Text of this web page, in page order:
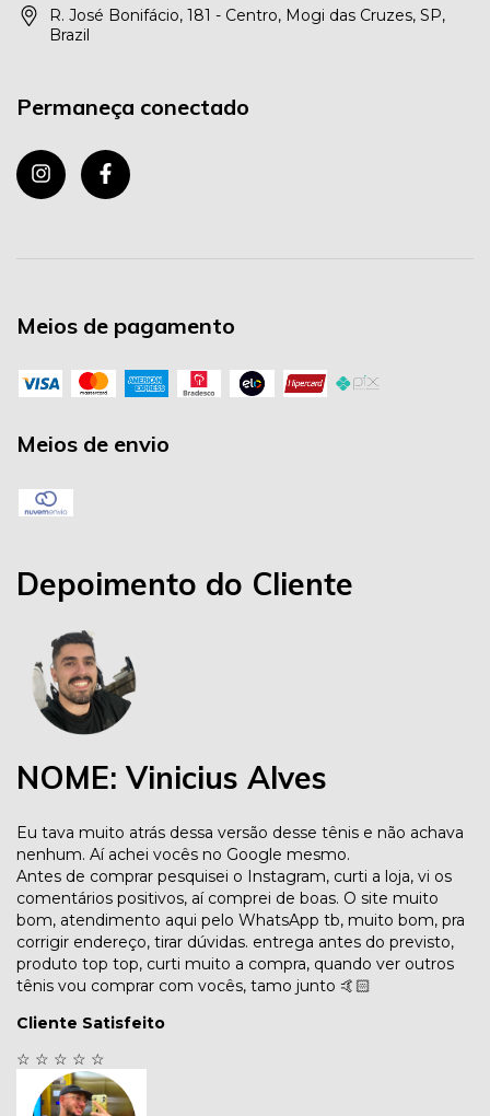
R. José Bonifácio, 181 - Centro, Mogi das Cruzes, SP,
Brazil
Permaneça conectado
Meios de pagamento
Meios de envio
Depoimento do Cliente
NOME: Vinicius Alves
Eu tava muito atrás dessa versão desse tênis e não achava
nenhum. Aí achei vocês no Google mesmo.
Antes de comprar pesquisei o Instagram, curti a loja, vi os
comentários positivos, aí comprei de boas. O site muito
bom, atendimento aqui pelo WhatsApp tb, muito bom, pra
corrigir endereço, tirar dúvidas. entrega antes do previsto,
produto top top, curti muito a compra, quando ver outros
tênis vou comprar com vocês, tamo junto 🤙🏻
Cliente Satisfeito
☆ ☆ ☆ ☆ ☆